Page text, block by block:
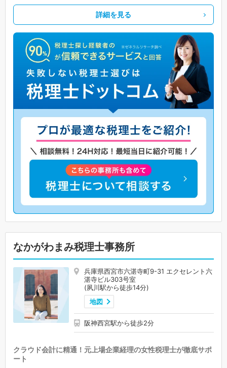
詳細を見る
なかがわまみ税理士事務所
兵庫県西宮市六湛寺町9-31 エクセレント六
湛寺ビル303号室
(夙川駅から徒歩14分)
地図
阪神西宮駅から徒歩2分
クラウド会計に精通！元上場企業経理の女性税理士が徹底サポ
ート